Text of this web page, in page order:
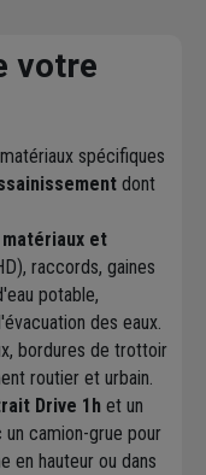
votre
spécifiques
dont
matériaux et
raccords, gaines
potable,
des eaux.
bordures de trottoir
routier et urbain.
Drive 1h et un
un camion-grue pour
en hauteur ou dans